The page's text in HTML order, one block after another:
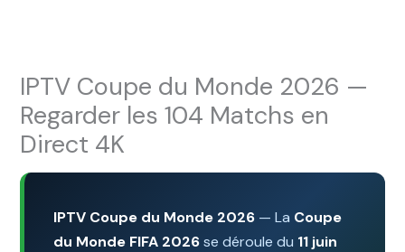
IPTV Coupe du Monde 2026 —
Regarder les 104 Matchs en
Direct 4K
IPTV Coupe du Monde 2026 — La Coupe
du Monde FIFA 2026se déroule du 11 juin